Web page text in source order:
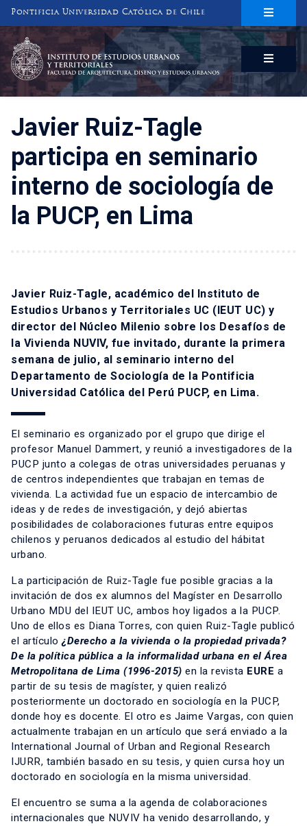
Pontificia Universidad Católica de Chile
INSTITUTO DE ESTUDIOS URBANOS
Y TERRITORIALES
FACULTAD DE ARQUITECTURA, DISEÑO Y ESTUDIOS URBANOS
Javier Ruiz-Tagle
participa en seminario
interno de sociología de
la PUCP, en Lima
Javier Ruiz-Tagle, académico del Instituto de
Estudios Urbanos y Territoriales UC (IEUT UC) y
director del Núcleo Milenio sobre los Desafíos de
la Vivienda NUVIV, fue invitado, durante la primera
semana de julio, al seminario interno del
Departamento de Sociología de la Pontificia
Universidad Católica del Perú PUCP, en Lima.
El seminario es organizado por el grupo que dirige el
profesor Manuel Dammert, y reunió a investigadores de la
PUCP junto a colegas de otras universidades peruanas y
de centros independientes que trabajan en temas de
vivienda. La actividad fue un espacio de intercambio de
ideas y de redes de investigación, y dejó abiertas
posibilidades de colaboraciones futuras entre equipos
chilenos y peruanos dedicados al estudio del hábitat
urbano.
La participación de Ruiz-Tagle fue posible gracias a la
invitación de dos ex alumnos del Magíster en Desarrollo
Urbano MDU del IEUT UC, ambos hoy ligados a la PUCP.
Uno de ellos es Diana Torres, con quien Ruiz-Tagle publicó
el artículo¿Derecho a la vivienda o la propiedad privada?
De la política pública a la informalidad urbana en el Área
Metropolitana de Lima (1996-2015) en la revista EURE a
partir de su tesis de magíster, y quien realizó
posteriormente un doctorado en sociología en la PUCP,
donde hoy es docente. El otro es Jaime Vargas, con quien
actualmente trabajan en un artículo que será enviado a la
International Journal of Urban and Regional Research
IJURR, también basado en su tesis, y quien cursa hoy un
doctorado en sociología en la misma universidad.
El encuentro se suma a la agenda de colaboraciones
internacionales que NUVIV ha venido desarrollando, y